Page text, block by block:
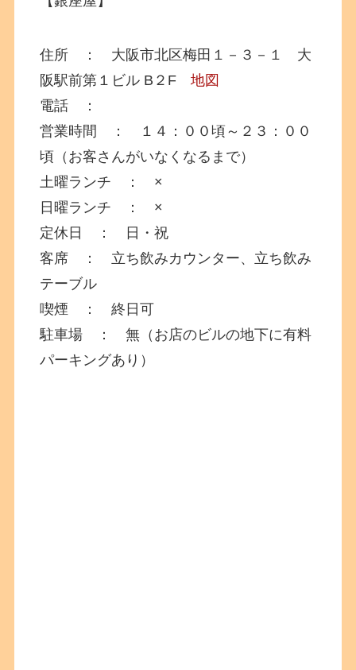
住所 ： 大阪市北区梅田１－３－１ 大
阪駅前第１ビル B２F地図
電話 ：
営業時間 ： １４：００頃～２３：００
頃（お客さんがいなくなるまで）
土曜ランチ ： ×
日曜ランチ ： ×
定休日 ： 日・祝
客席 ： 立ち飲みカウンター、立ち飲み
テーブル
喫煙 ： 終日可
駐車場 ： 無（お店のビルの地下に有料
パーキングあり）